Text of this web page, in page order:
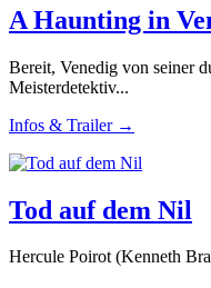
A Haunting in
Bereit, Venedig von seiner
Meisterdetektiv...
Infos & Trailer →
Tod auf dem Nil
Hercule Poirot (Kenneth